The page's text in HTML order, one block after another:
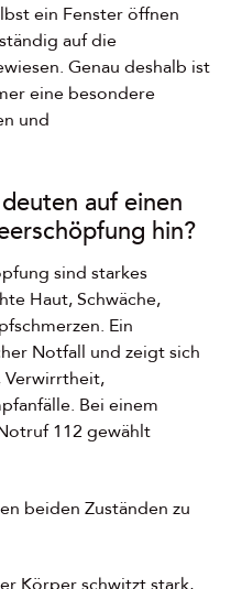
ein Fenster öffnen
auf die
Genau deshalb ist
eine besondere
und
auf einen
hin?
sind starkes
Haut, Schwäche,
Ein
Notfall und zeigt sich
Verwirrtheit,
Bei einem
112 gewählt
beiden Zuständen zu